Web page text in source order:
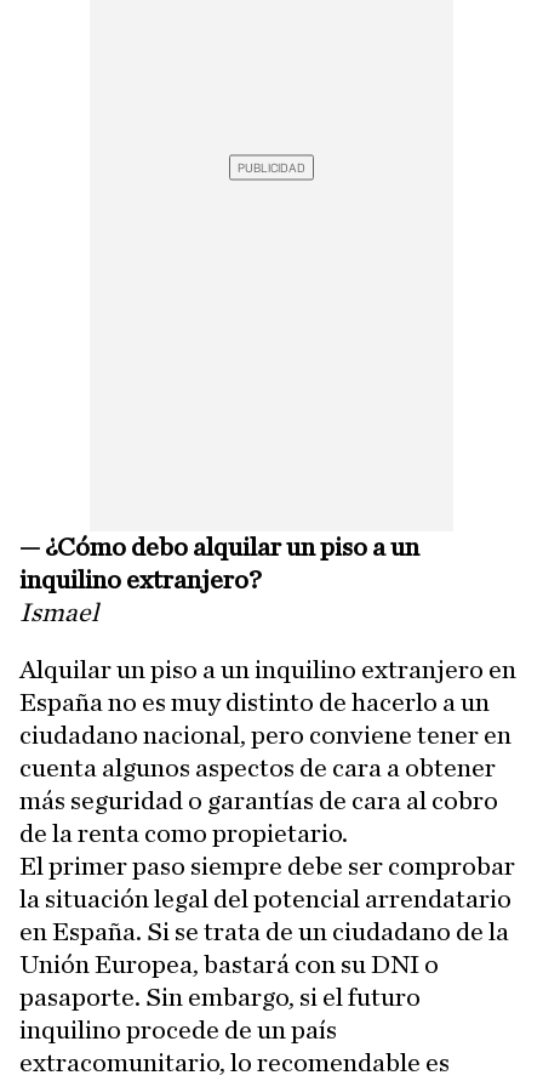
— ¿Cómo debo alquilar un piso a un
inquilino extranjero?
Ismael
Alquilar un piso a un inquilino extranjero en
España no es muy distinto de hacerlo a un
ciudadano nacional, pero conviene tener en
cuenta algunos aspectos de cara a obtener
más seguridad o garantías de cara al cobro
de la renta como propietario.
El primer paso siempre debe ser comprobar
la situación legal del potencial arrendatario
en España. Si se trata de un ciudadano de la
Unión Europea, bastará con su DNI o
pasaporte. Sin embargo, si el futuro
inquilino procede de un país
extracomunitario, lo recomendable es